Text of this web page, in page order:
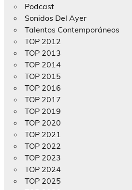
Podcast
Sonidos Del Ayer
Talentos Contemporáneos
TOP 2012
TOP 2013
TOP 2014
TOP 2015
TOP 2016
TOP 2017
TOP 2019
TOP 2020
TOP 2021
TOP 2022
TOP 2023
TOP 2024
TOP 2025